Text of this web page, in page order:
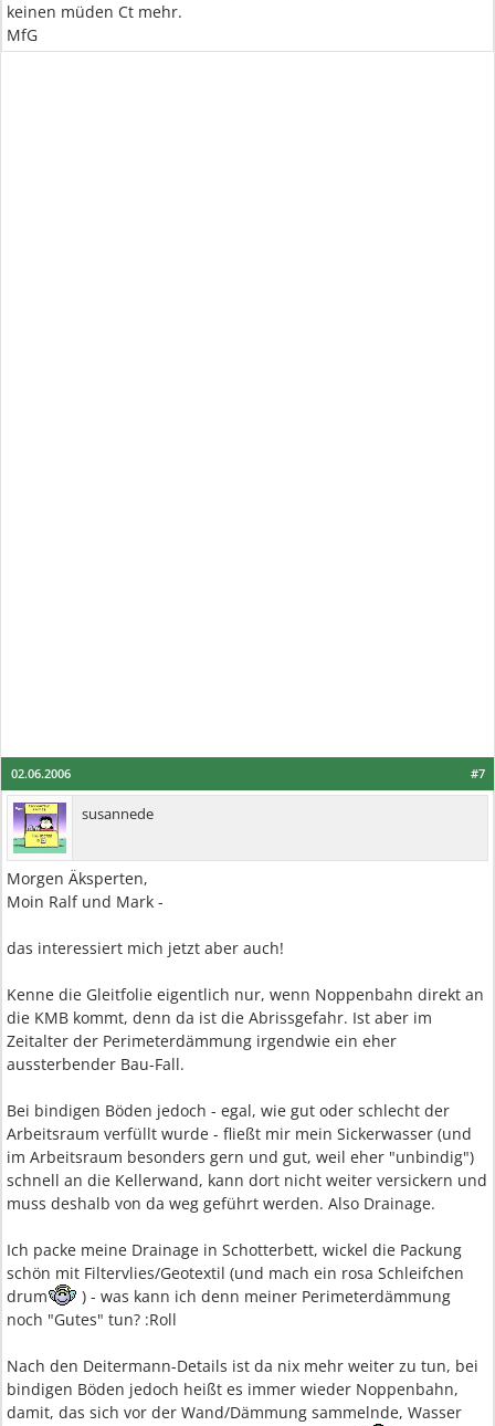
keinen müden Ct mehr.
MfG
#7
02.06.2006
susannede
Morgen Äksperten,
Moin Ralf und Mark -
das interessiert mich jetzt aber auch!
Kenne die Gleitfolie eigentlich nur, wenn Noppenbahn direkt an
die KMB kommt, denn da ist die Abrissgefahr. Ist aber im
Zeitalter der Perimeterdämmung irgendwie ein eher
aussterbender Bau-Fall.
Bei bindigen Böden jedoch - egal, wie gut oder schlecht der
Arbeitsraum verfüllt wurde - fließt mir mein Sickerwasser (und
im Arbeitsraum besonders gern und gut, weil eher "unbindig")
schnell an die Kellerwand, kann dort nicht weiter versickern und
muss deshalb von da weg geführt werden. Also Drainage.
Ich packe meine Drainage in Schotterbett, wickel die Packung
schön mit Filtervlies/Geotextil (und mach ein rosa Schleifchen
drum
) - was kann ich denn meiner Perimeterdämmung
noch "Gutes" tun? :Roll
Nach den Deitermann-Details ist da nix mehr weiter zu tun, bei
bindigen Böden jedoch heißt es immer wieder Noppenbahn,
damit, das sich vor der Wand/Dämmung sammelnde, Wasser